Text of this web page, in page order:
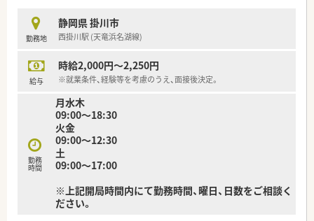
勤務地
静岡県 掛川市
西掛川駅 (天竜浜名湖線)
給与
時給2,000円～2,250円
※就業条件、経験等を考慮のうえ、面接後決定。
勤務
時間
月水木
09:00～18:30
火金
09:00～12:30
土
09:00～17:00
※上記開局時間内にて勤務時間、曜日、日数をご相談く
ださい。